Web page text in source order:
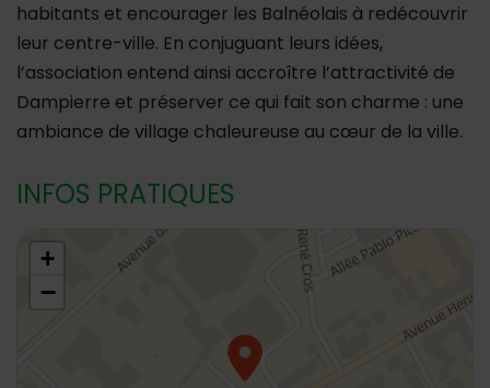
habitants et encourager les Balnéolais à redécouvrir
leur centre-ville. En conjuguant leurs idées,
l’association entend ainsi accroître l’attractivité de
Dampierre et préserver ce qui fait son charme : une
ambiance de village chaleureuse au cœur de la ville.
INFOS PRATIQUES
48.7989059,2.304048
+
−